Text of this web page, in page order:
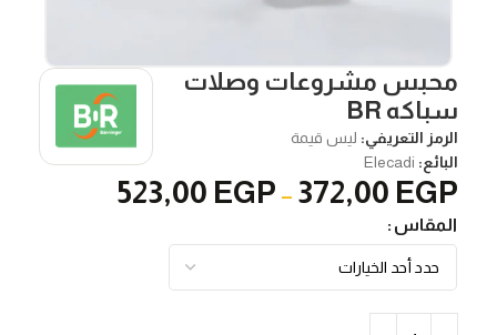
محبس مشروعات وصلات
سباكه BR
الرمز التعريفي: ليس قيمة
البائع: Elecadi
372,00 EGP
–
523,00 EGP
المقاس